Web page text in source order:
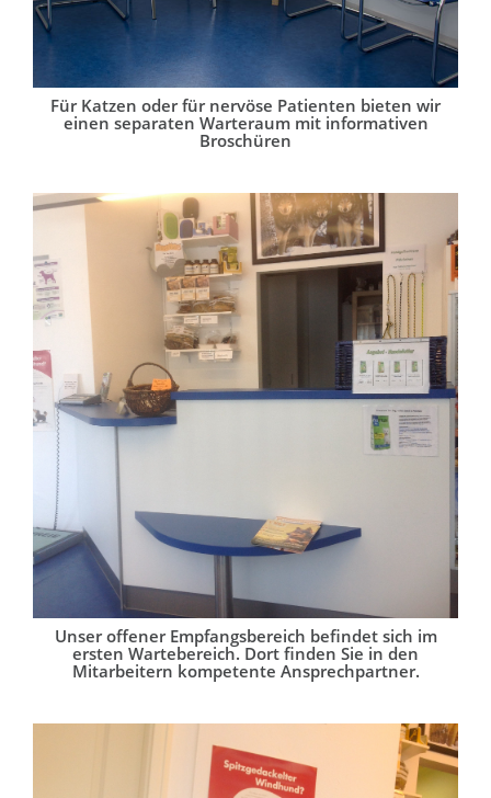
Für Katzen oder für nervöse Patienten bieten wir
einen separaten Warteraum mit informativen
Broschüren
Unser offener Empfangsbereich befindet sich im
ersten Wartebereich. Dort finden Sie in den
Mitarbeitern kompetente Ansprechpartner.